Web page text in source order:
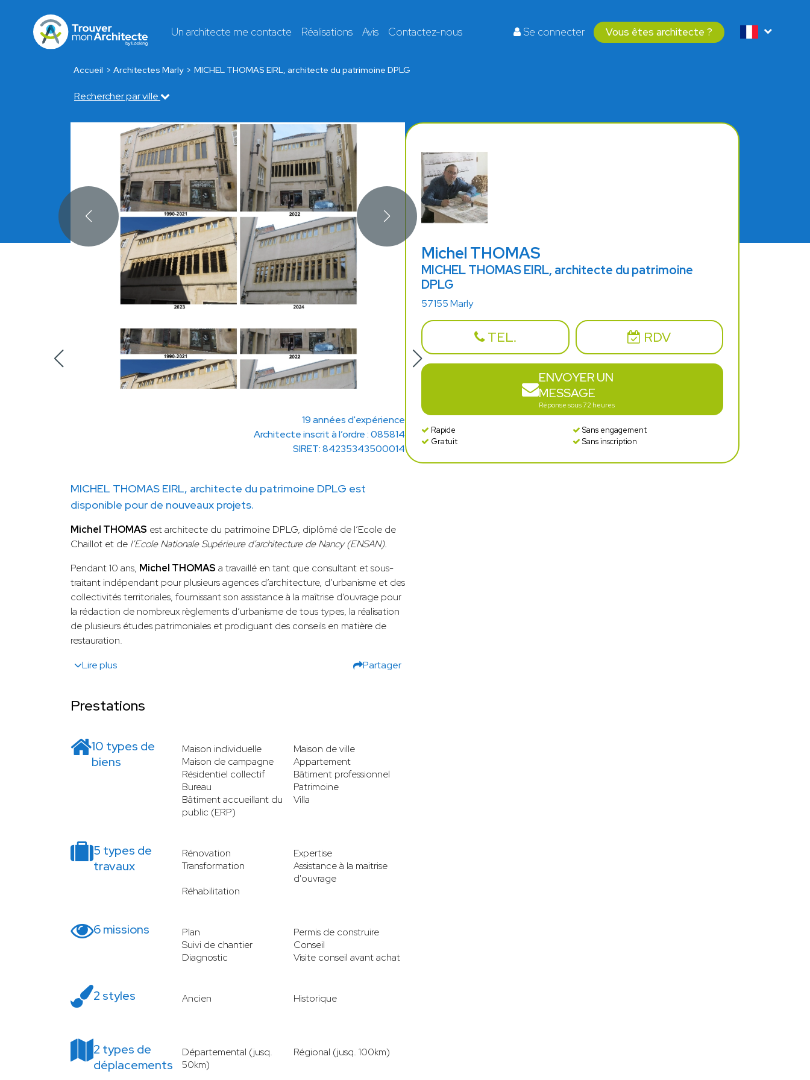
Un architecte me contacte Réalisations Avis Contactez-nous Se connecter Vous êtes architecte ?
Accueil Architectes Marly MICHEL THOMAS EIRL, architecte du patrimoine DPLG
Rechercher par ville
19 années d'expérience
Architecte inscrit à l’ordre : 085814
SIRET: 84235343500014
MICHEL THOMAS EIRL, architecte du patrimoine DPLG est
disponible pour de nouveaux projets.
Michel THOMAS est architecte du patrimoine DPLG, diplômé de l’Ecole de
Chaillot et de l’Ecole Nationale Supérieure d’architecture de Nancy (ENSAN).
Pendant 10 ans, Michel THOMAS a travaillé en tant que consultant et sous-
traitant indépendant pour plusieurs agences d’architecture, d’urbanisme et des
collectivités territoriales, fournissant son assistance à la maîtrise d’ouvrage pour
la rédaction de nombreux règlements d’urbanisme de tous types, la réalisation
de plusieurs études patrimoniales et prodiguant des conseils en matière de
restauration.
Lire plus
Partager
Prestations
10 types de
biens
Maison individuelle
Maison de ville
Maison de campagne
Appartement
Résidentiel collectif
Bâtiment professionnel
Bureau
Patrimoine
Bâtiment accueillant du
public (ERP)
Villa
5 types de
travaux
Rénovation
Expertise
Transformation
Assistance à la maitrise
d'ouvrage
Réhabilitation
6 missions Plan
Permis de construire
Suivi de chantier
Conseil
Diagnostic
Visite conseil avant achat
2 styles Ancien Historique
2 types de
déplacements
Départemental (jusq.
50km)
Régional (jusq. 100km)
Michel THOMAS
MICHEL THOMAS EIRL, architecte du patrimoine
DPLG
57155 Marly
TEL. RDV
ENVOYER UN
MESSAGE
Réponse sous 72 heures
Rapide
Sans engagement
Gratuit
Sans inscription